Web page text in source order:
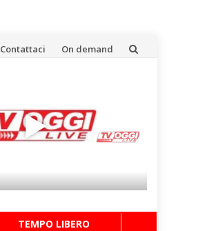
Contattaci On demand
TEMPO LIBERO